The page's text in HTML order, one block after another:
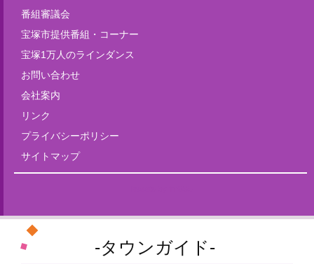
番組審議会
宝塚市提供番組・コーナー
宝塚1万人のラインダンス
お問い合わせ
会社案内
リンク
プライバシーポリシー
サイトマップ
-タウンガイド-